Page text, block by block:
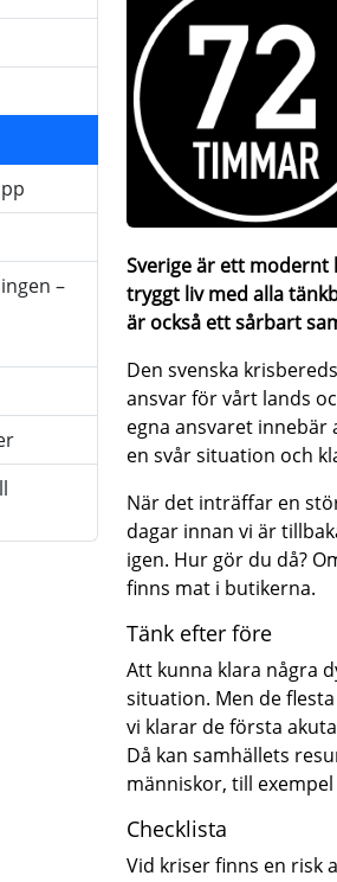
–
Sverige är ett modernt
tryggt liv med alla
är också ett sårbart
Den svenska
ansvar för vårt lands
egna ansvaret
en svår situation och
När det inträffar en
dagar innan vi är
igen. Hur gör du då?
finns mat i butikerna.
Tänk efter före
Att kunna klara några
situation. Men de
vi klarar de första
Då kan samhällets
människor, till
Checklista
Vid kriser finns en risk